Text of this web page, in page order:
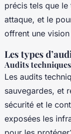
précis tels que le
attaque, et le
offrent une
Les types
Audits
Les audits
sauvegardes, et
sécurité et le
exposées les